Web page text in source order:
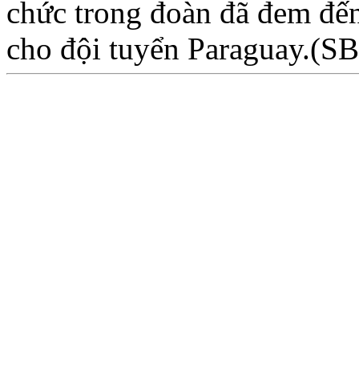
chức trong đoàn đã đem
cho đội tuyển